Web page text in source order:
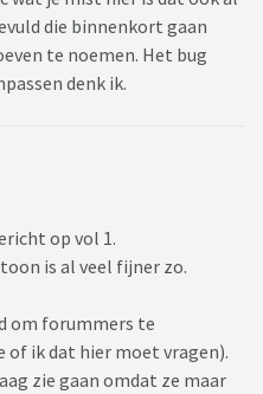
die binnenkort gaan
te noemen. Het bug
denk ik.
op vol 1.
is al veel fijner zo.
om forummers te
of ik dat hier moet vragen).
zie gaan omdat ze maar